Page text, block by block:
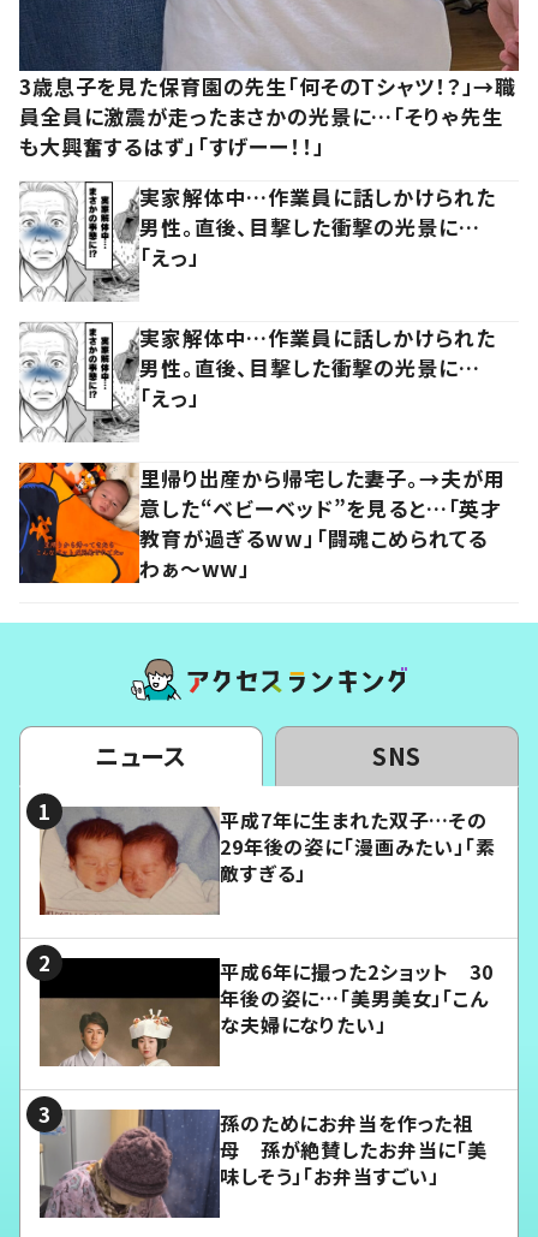
3歳息子を見た保育園の先生「何そのTシャツ！？」→職
員全員に激震が走ったまさかの光景に…「そりゃ先生
も大興奮するはず」「すげーー！！」
実家解体中…作業員に話しかけられた
男性。直後、目撃した衝撃の光景に…
「えっ」
実家解体中…作業員に話しかけられた
男性。直後、目撃した衝撃の光景に…
「えっ」
里帰り出産から帰宅した妻子。→夫が用
意した“ベビーベッド”を見ると…「英才
教育が過ぎるww」「闘魂こめられてる
わぁ～ww」
ニュース SNS
平成7年に生まれた双子…その
29年後の姿に「漫画みたい」「素
敵すぎる」
平成6年に撮った2ショット 30
年後の姿に…「美男美女」「こん
な夫婦になりたい」
孫のためにお弁当を作った祖
母 孫が絶賛したお弁当に「美
味しそう」「お弁当すごい」